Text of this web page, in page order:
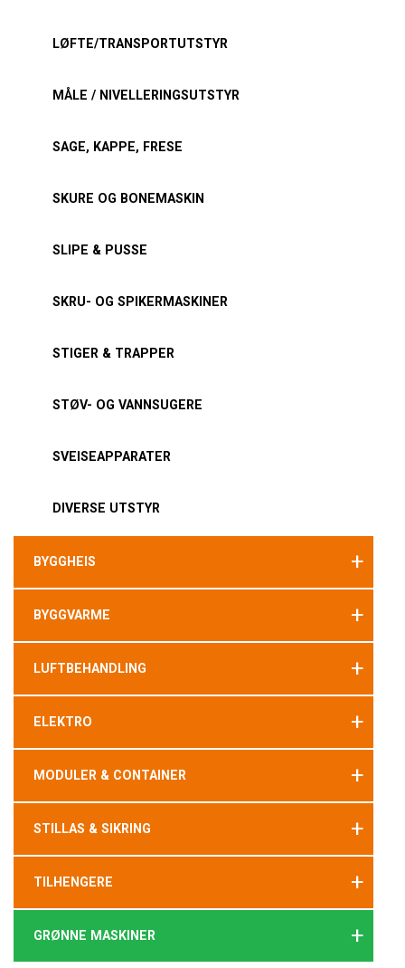
LØFTE/TRANSPORTUTSTYR
MÅLE / NIVELLERINGSUTSTYR
SAGE, KAPPE, FRESE
SKURE OG BONEMASKIN
SLIPE & PUSSE
SKRU- OG SPIKERMASKINER
STIGER & TRAPPER
STØV- OG VANNSUGERE
SVEISEAPPARATER
DIVERSE UTSTYR
BYGGHEIS +
BYGGVARME +
LUFTBEHANDLING +
ELEKTRO +
MODULER & CONTAINER +
STILLAS & SIKRING +
TILHENGERE +
GRØNNE MASKINER +